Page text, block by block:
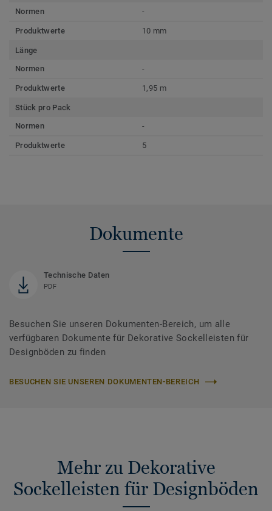
Normen
-
Produktwerte 10 mm
Länge
Normen
-
Produktwerte 1,95 m
Stück pro Pack
Normen
-
Produktwerte 5
Dokumente
Technische Daten
PDF
Besuchen Sie unseren Dokumenten-Bereich, um alle
verfügbaren Dokumente für Dekorative Sockelleisten für
Designböden zu finden
BESUCHEN SIE UNSEREN DOKUMENTEN-BEREICH
Mehr zu Dekorative
Sockelleisten für Designböden